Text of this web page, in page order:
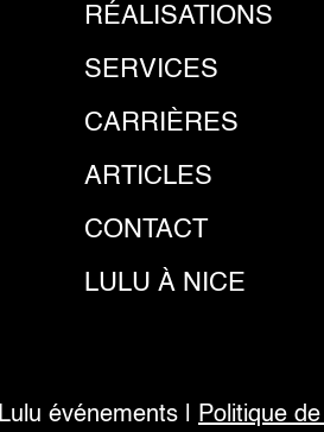
RÉALISATIONS
SERVICES
CARRIÈRES
ARTICLES
CONTACT
LULU À NICE
Lulu événements | Politique